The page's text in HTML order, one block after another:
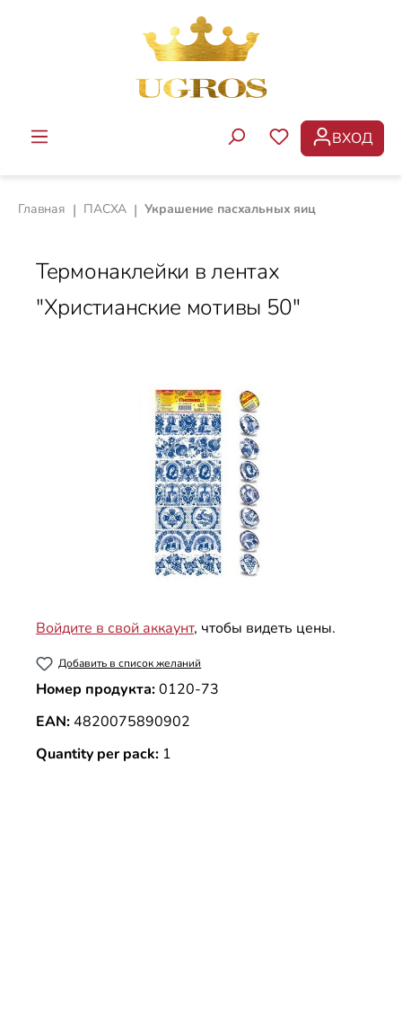
Перейти к основному содержанию
У ВАС ЕСТЬ
ВХОД
Главная | ПАСХА | Украшение пасхальных яиц
Термонаклейки в лентах
"Христианские мотивы 50"
Войдите в свой аккаунт, чтобы видеть цены.
Добавить в список желаний
Номер продукта:0120-73
EAN:4820075890902
Quantity per pack: 1